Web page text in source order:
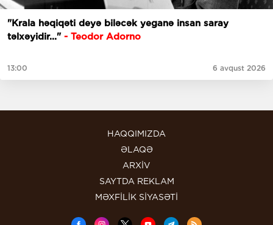
"Krala həqiqəti deyə biləcək yeganə insan saray
təlxəyidir..." - Teodor Adorno
13:00 6 avqust 2026
HAQQIMIZDA
ƏLAQƏ
ARXİV
SAYTDA REKLAM
MƏXFİLİK SİYASƏTİ